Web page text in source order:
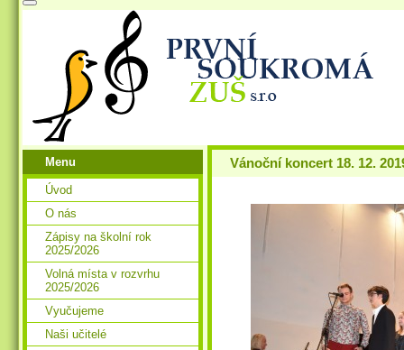
Vánoční koncert 18. 12.
Menu
Úvod
O nás
Zápisy na školní rok
2025/2026
Volná místa v rozvrhu
2025/2026
Vyučujeme
Naši učitelé